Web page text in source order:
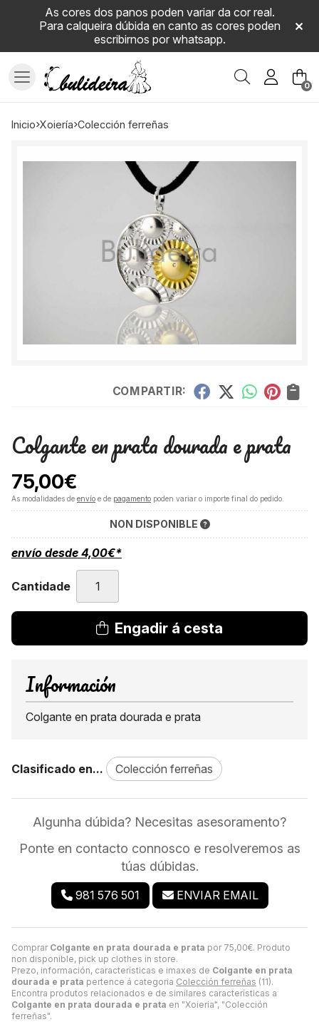
As cores dos panos poden variar da cor real.
Para calqueira dúbida en canto as cores poden
escribirnos por whatsapp.
Buscar 0
inicio xoiería colección ferreñas
COMPARTIR:
Colgante en prata dourada e prata
75,00€
As modalidades de envío e de pagamento poden variar o importe final do pedido.
NON DISPONIBLE
envío desde 4,00€*
Cantidade
Engadir á cesta
Comprar Colgante en prata dourada e prata por 75,00€. Produto
non disponible, pick up clothes in store.
Prezo, información, características e imaxes de Colgante en prata
dourada e prata pertence á categoria Colección ferreñas (11).
Encontra produtos relacionados e de similares características a
Colgante en prata dourada e prata en "Xoiería", "Colección
ferreñas".
Información
Colgante en prata dourada e prata
Clasificado en... Colección ferreñas
Algunha dúbida? Necesitas asesoramento?
Ponte en contacto connosco e resolveremos as
túas dúbidas.
981 576 501 ENVIAR EMAIL